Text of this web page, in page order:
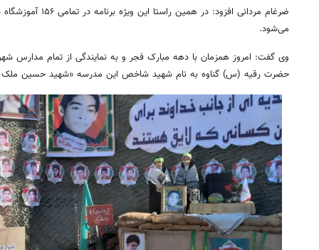
ضرغام مردانی افزود:
می‌شود.
وی گفت: امروز همزمان با دهه مبارک فجر و به نمایندگی از تمام مدارس
حضرت رقیه (س) گناوه به نام شهید شاخص این مدرسه «شهید حسین ملک